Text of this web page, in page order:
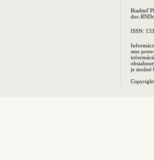
Riaditeľ
ISSN:
sme
je možné